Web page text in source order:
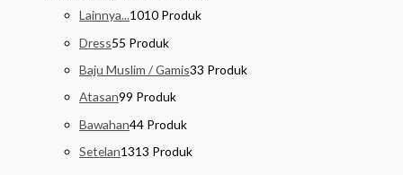
Lainnya...1010 Produk
Dress55 Produk
Baju Muslim / Gamis33 Produk
Atasan99 Produk
Bawahan44 Produk
Setelan1313 Produk